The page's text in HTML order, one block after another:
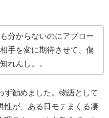
分からないのにアプロー
手を変に期待させて、傷
れんし。。
ず勧めました。物語として
性が、ある日モテまくる凄